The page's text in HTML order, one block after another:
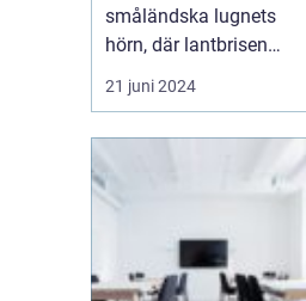
småländska lugnets
hörn, där lantbrisen
viskar sagor från förr
och nutidens stilla gång
Lanthotell erbjuder inte
bara en säng att sova i,
utan också en oas
bortom stadens brus, där
21 juni 2024